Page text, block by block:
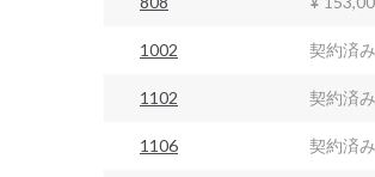
1002 契約済み
1102 契約済み
1106 契約済み